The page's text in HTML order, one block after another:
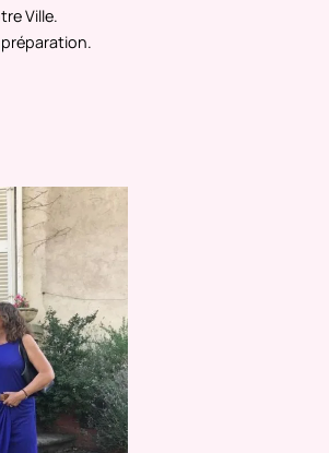
Ville.